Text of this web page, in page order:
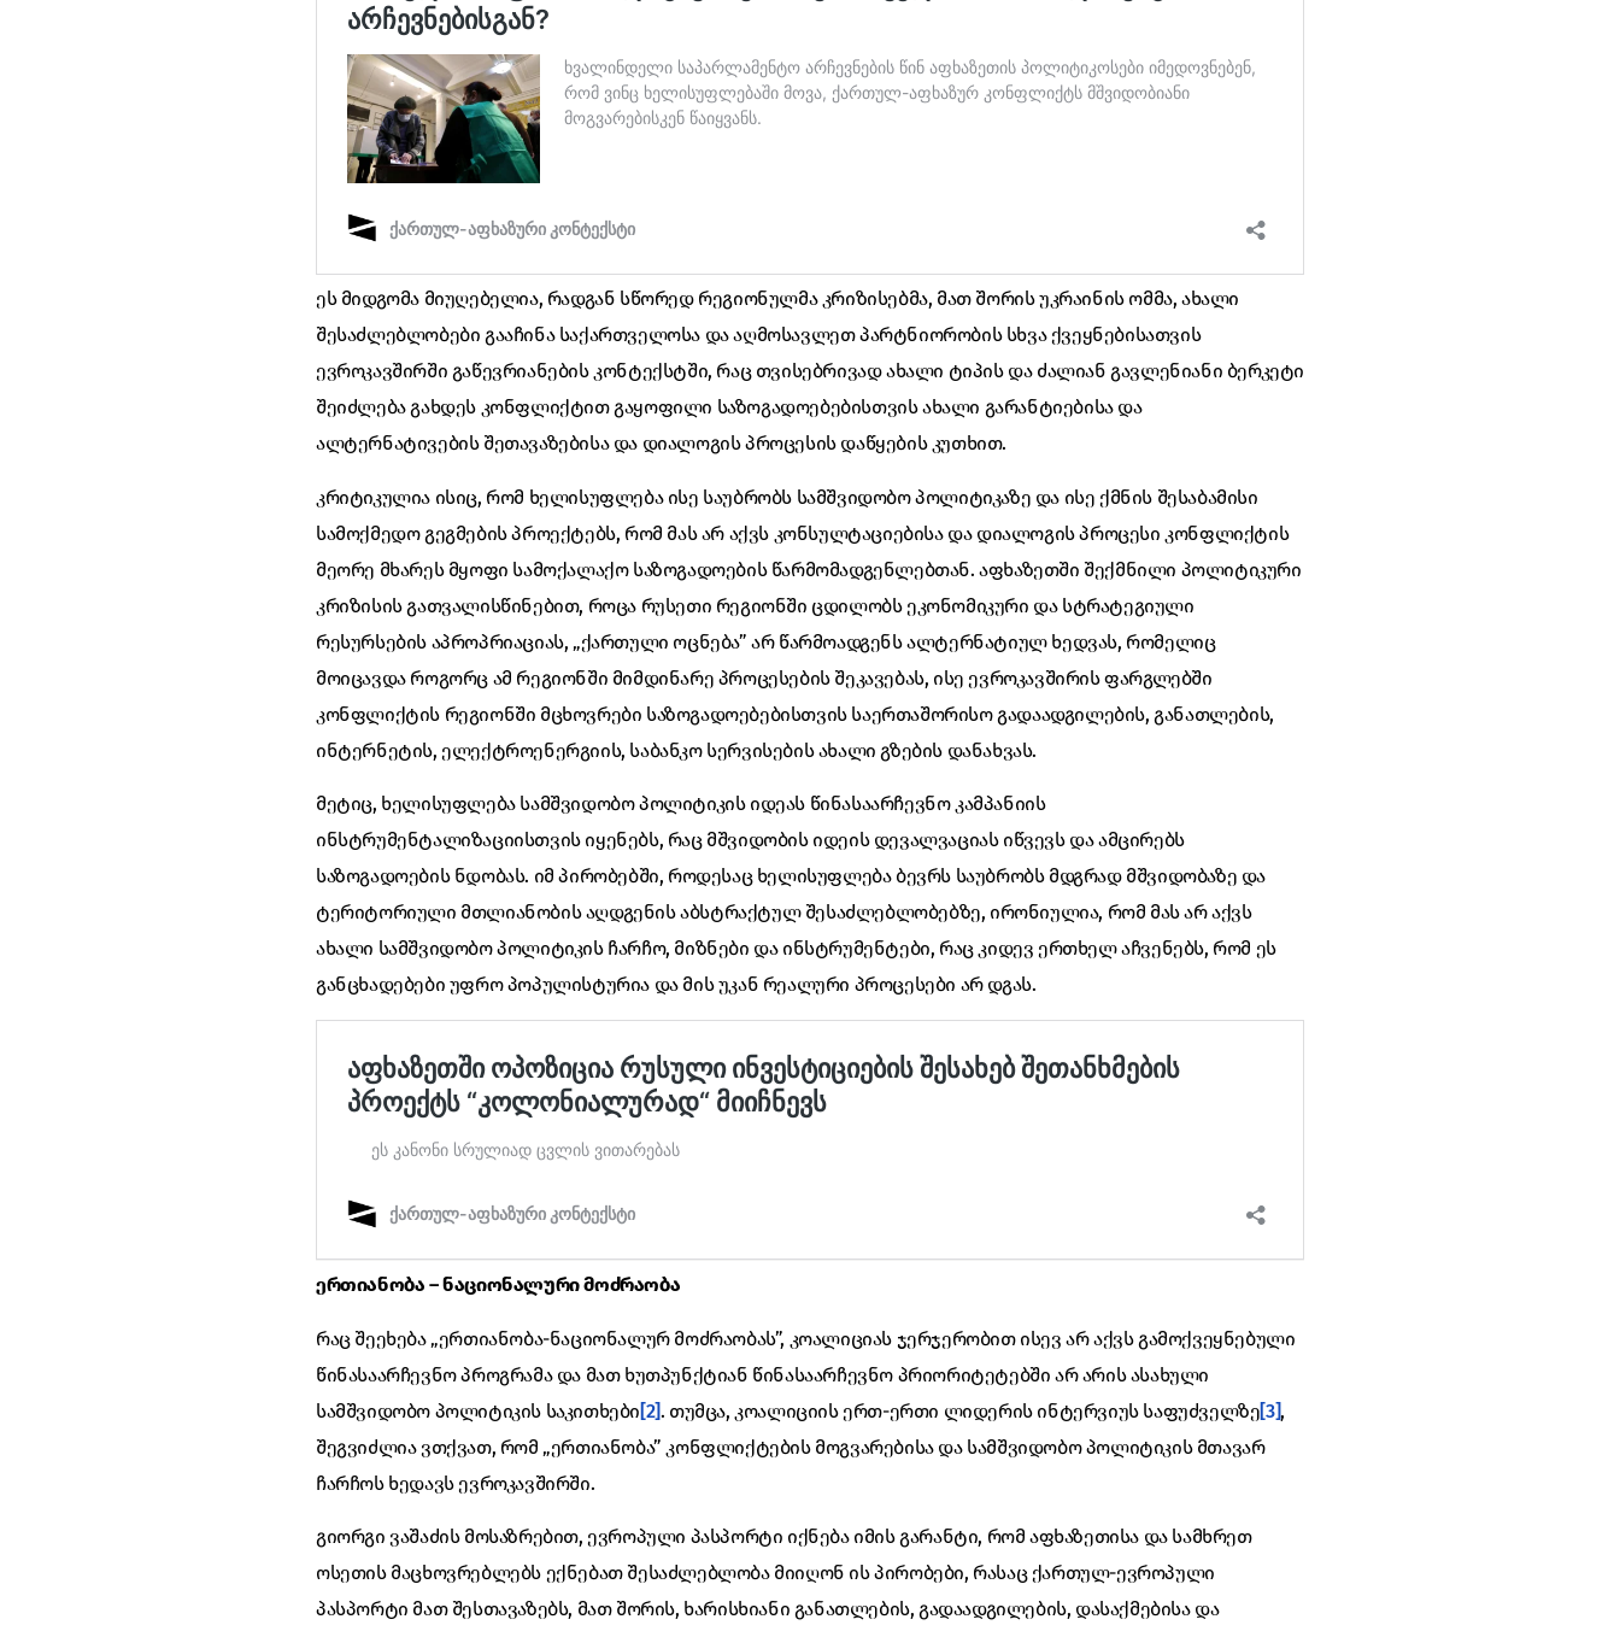
ეს მიდგომა მიუღებელია, რადგან სწორედ რეგიონულმა კრიზისებმა, მათ შორის უკრაინის ომმა, ახალი
შესაძლებლობები გააჩინა საქართველოსა და აღმოსავლეთ პარტნიორობის სხვა ქვეყნებისათვის
ევროკავშირში გაწევრიანების კონტექსტში, რაც თვისებრივად ახალი ტიპის და ძალიან გავლენიანი ბერკეტი
შეიძლება გახდეს კონფლიქტით გაყოფილი საზოგადოებებისთვის ახალი გარანტიებისა და
ალტერნატივების შეთავაზებისა და დიალოგის პროცესის დაწყების კუთხით.
კრიტიკულია ისიც, რომ ხელისუფლება ისე საუბრობს სამშვიდობო პოლიტიკაზე და ისე ქმნის შესაბამისი
სამოქმედო გეგმების პროექტებს, რომ მას არ აქვს კონსულტაციებისა და დიალოგის პროცესი კონფლიქტის
მეორე მხარეს მყოფი სამოქალაქო საზოგადოების წარმომადგენლებთან. აფხაზეთში შექმნილი პოლიტიკური
კრიზისის გათვალისწინებით, როცა რუსეთი რეგიონში ცდილობს ეკონომიკური და სტრატეგიული
რესურსების აპროპრიაციას, „ქართული ოცნება” არ წარმოადგენს ალტერნატიულ ხედვას, რომელიც
მოიცავდა როგორც ამ რეგიონში მიმდინარე პროცესების შეკავებას, ისე ევროკავშირის ფარგლებში
კონფლიქტის რეგიონში მცხოვრები საზოგადოებებისთვის საერთაშორისო გადაადგილების, განათლების,
ინტერნეტის, ელექტროენერგიის, საბანკო სერვისების ახალი გზების დანახვას.
მეტიც, ხელისუფლება სამშვიდობო პოლიტიკის იდეას წინასაარჩევნო კამპანიის
ინსტრუმენტალიზაციისთვის იყენებს, რაც მშვიდობის იდეის დევალვაციას იწვევს და ამცირებს
საზოგადოების ნდობას. იმ პირობებში, როდესაც ხელისუფლება ბევრს საუბრობს მდგრად მშვიდობაზე და
ტერიტორიული მთლიანობის აღდგენის აბსტრაქტულ შესაძლებლობებზე, ირონიულია, რომ მას არ აქვს
ახალი სამშვიდობო პოლიტიკის ჩარჩო, მიზნები და ინსტრუმენტები, რაც კიდევ ერთხელ აჩვენებს, რომ ეს
განცხადებები უფრო პოპულისტურია და მის უკან რეალური პროცესები არ დგას.
ერთიანობა – ნაციონალურიმოძრაობა
რაც შეეხება „ერთიანობა-ნაციონალურ მოძრაობას”, კოალიციას ჯერჯერობით ისევ არ აქვს გამოქვეყნებული
წინასაარჩევნო პროგრამა და მათ ხუთპუნქტიან წინასაარჩევნო პრიორიტეტებში არ არის ასახული
სამშვიდობო პოლიტიკის საკითხები[2]. თუმცა, კოალიციის ერთ-ერთი ლიდერის ინტერვიუს საფუძველზე[3],
შეგვიძლია ვთქვათ, რომ „ერთიანობა” კონფლიქტების მოგვარებისა და სამშვიდობო პოლიტიკის მთავარ
ჩარჩოს ხედავს ევროკავშირში.
გიორგი ვაშაძის მოსაზრებით, ევროპული პასპორტი იქნება იმის გარანტი, რომ აფხაზეთისა და სამხრეთ
ოსეთის მაცხოვრებლებს ექნებათ შესაძლებლობა მიიღონ ის პირობები, რასაც ქართულ-ევროპული
პასპორტი მათ შესთავაზებს, მათ შორის, ხარისხიანი განათლების, გადაადგილების, დასაქმებისა და